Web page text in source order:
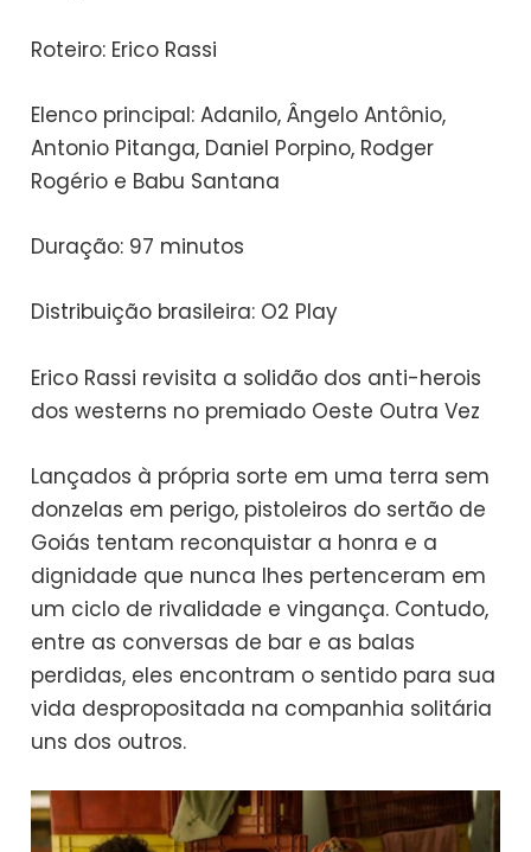
Roteiro: Erico Rassi
Elenco principal: Adanilo, Ângelo Antônio,
Antonio Pitanga, Daniel Porpino, Rodger
Rogério e Babu Santana
Duração: 97 minutos
Distribuição brasileira: O2 Play
Erico Rassi revisita a solidão dos anti-herois
dos westerns no premiado Oeste Outra Vez
Lançados à própria sorte em uma terra sem
donzelas em perigo, pistoleiros do sertão de
Goiás tentam reconquistar a honra e a
dignidade que nunca lhes pertenceram em
um ciclo de rivalidade e vingança. Contudo,
entre as conversas de bar e as balas
perdidas, eles encontram o sentido para sua
vida despropositada na companhia solitária
uns dos outros.